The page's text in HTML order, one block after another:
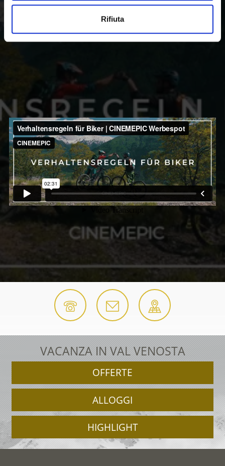
Rifiuta
un appello accorato ad un utilizzo consono dei sentieri
e al rispetto per la natura.
VACANZA IN VAL VENOSTA
OFFERTE
ALLOGGI
HIGHLIGHT